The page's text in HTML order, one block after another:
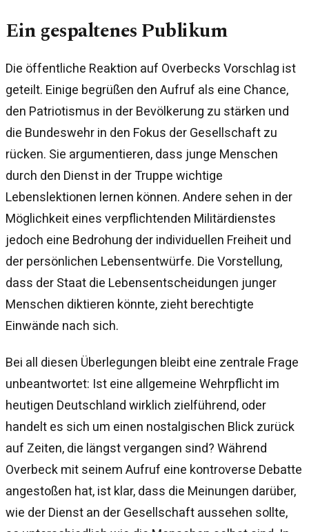
Ein gespaltenes Publikum
Die öffentliche Reaktion auf Overbecks Vorschlag ist
geteilt. Einige begrüßen den Aufruf als eine Chance,
den Patriotismus in der Bevölkerung zu stärken und
die Bundeswehr in den Fokus der Gesellschaft zu
rücken. Sie argumentieren, dass junge Menschen
durch den Dienst in der Truppe wichtige
Lebenslektionen lernen können. Andere sehen in der
Möglichkeit eines verpflichtenden Militärdienstes
jedoch eine Bedrohung der individuellen Freiheit und
der persönlichen Lebensentwürfe. Die Vorstellung,
dass der Staat die Lebensentscheidungen junger
Menschen diktieren könnte, zieht berechtigte
Einwände nach sich.
Bei all diesen Überlegungen bleibt eine zentrale Frage
unbeantwortet: Ist eine allgemeine Wehrpflicht im
heutigen Deutschland wirklich zielführend, oder
handelt es sich um einen nostalgischen Blick zurück
auf Zeiten, die längst vergangen sind? Während
Overbeck mit seinem Aufruf eine kontroverse Debatte
angestoßen hat, ist klar, dass die Meinungen darüber,
wie der Dienst an der Gesellschaft aussehen sollte,